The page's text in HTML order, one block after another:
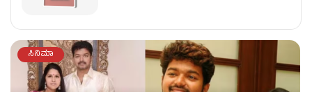
ಸಿನಿಮಾ